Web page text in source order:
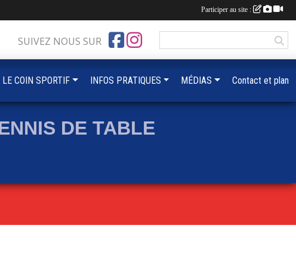
DE TABLE
SUIVEZ NOUS SUR
LE COIN SPORTIF INFOS PRATIQUES MÉDIAS Contact et plan
Participer au site :